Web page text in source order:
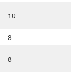
10
8
8